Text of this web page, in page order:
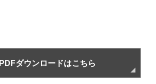
PDFダウンロードはこちら